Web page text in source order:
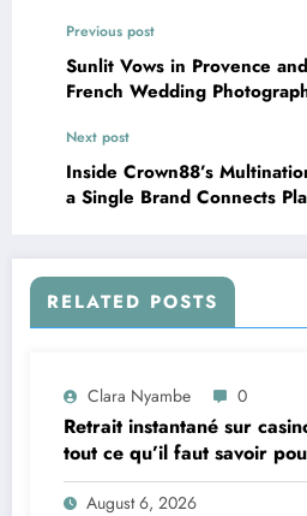
Previous post
Sunlit Vows in Provence
French Wedding
Next post
Inside Crown88’s
a Single Brand Connects
RELATED POSTS
Clara Nyambe 0
Retrait instantané sur
tout ce qu’il faut savoir
vite et sereinement
August 6, 2026